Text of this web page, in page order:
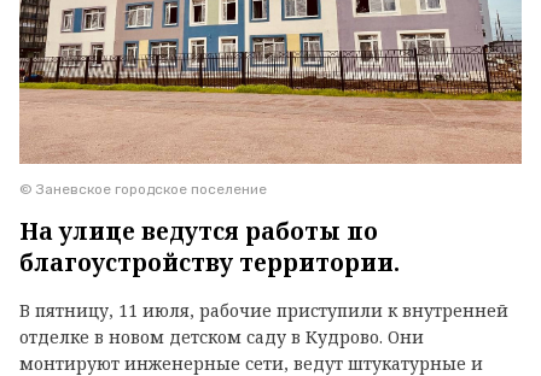
© Заневское городское поселение
На улице ведутся работы по
благоустройству территории.
В пятницу, 11 июля, рабочие приступили к внутренней
отделке в новом детском саду в Кудрово. Они
монтируют инженерные сети, ведут штукатурные и